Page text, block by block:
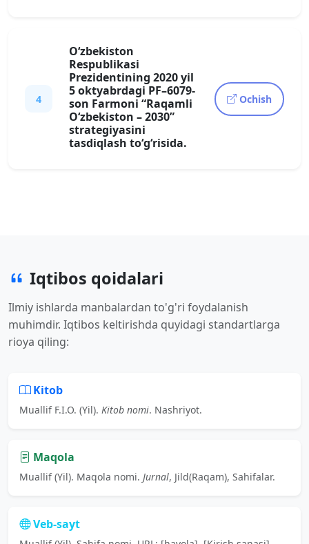
4
O‘zbekiston
Respublikasi
Prezidentining 2020 yil
5 oktyabrdagi PF–6079-
son Farmoni “Raqamli
O‘zbekiston – 2030”
strategiyasini
tasdiqlash to‘g‘risida.
Ochish
Iqtibos qoidalari
Ilmiy ishlarda manbalardan to'g'ri foydalanish
muhimdir. Iqtibos keltirishda quyidagi standartlarga
rioya qiling:
Kitob
Muallif F.I.O. (Yil). Kitob nomi. Nashriyot.
Maqola
Muallif (Yil). Maqola nomi. Jurnal, Jild(Raqam), Sahifalar.
Veb-sayt